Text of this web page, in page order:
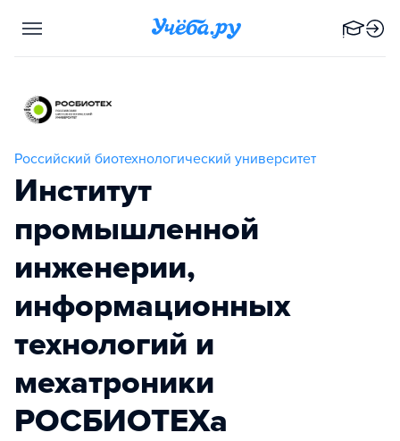
Российский биотехнологический университет
Институт
промышленной
инженерии,
информационных
технологий и
мехатроники
РОСБИОТЕХа